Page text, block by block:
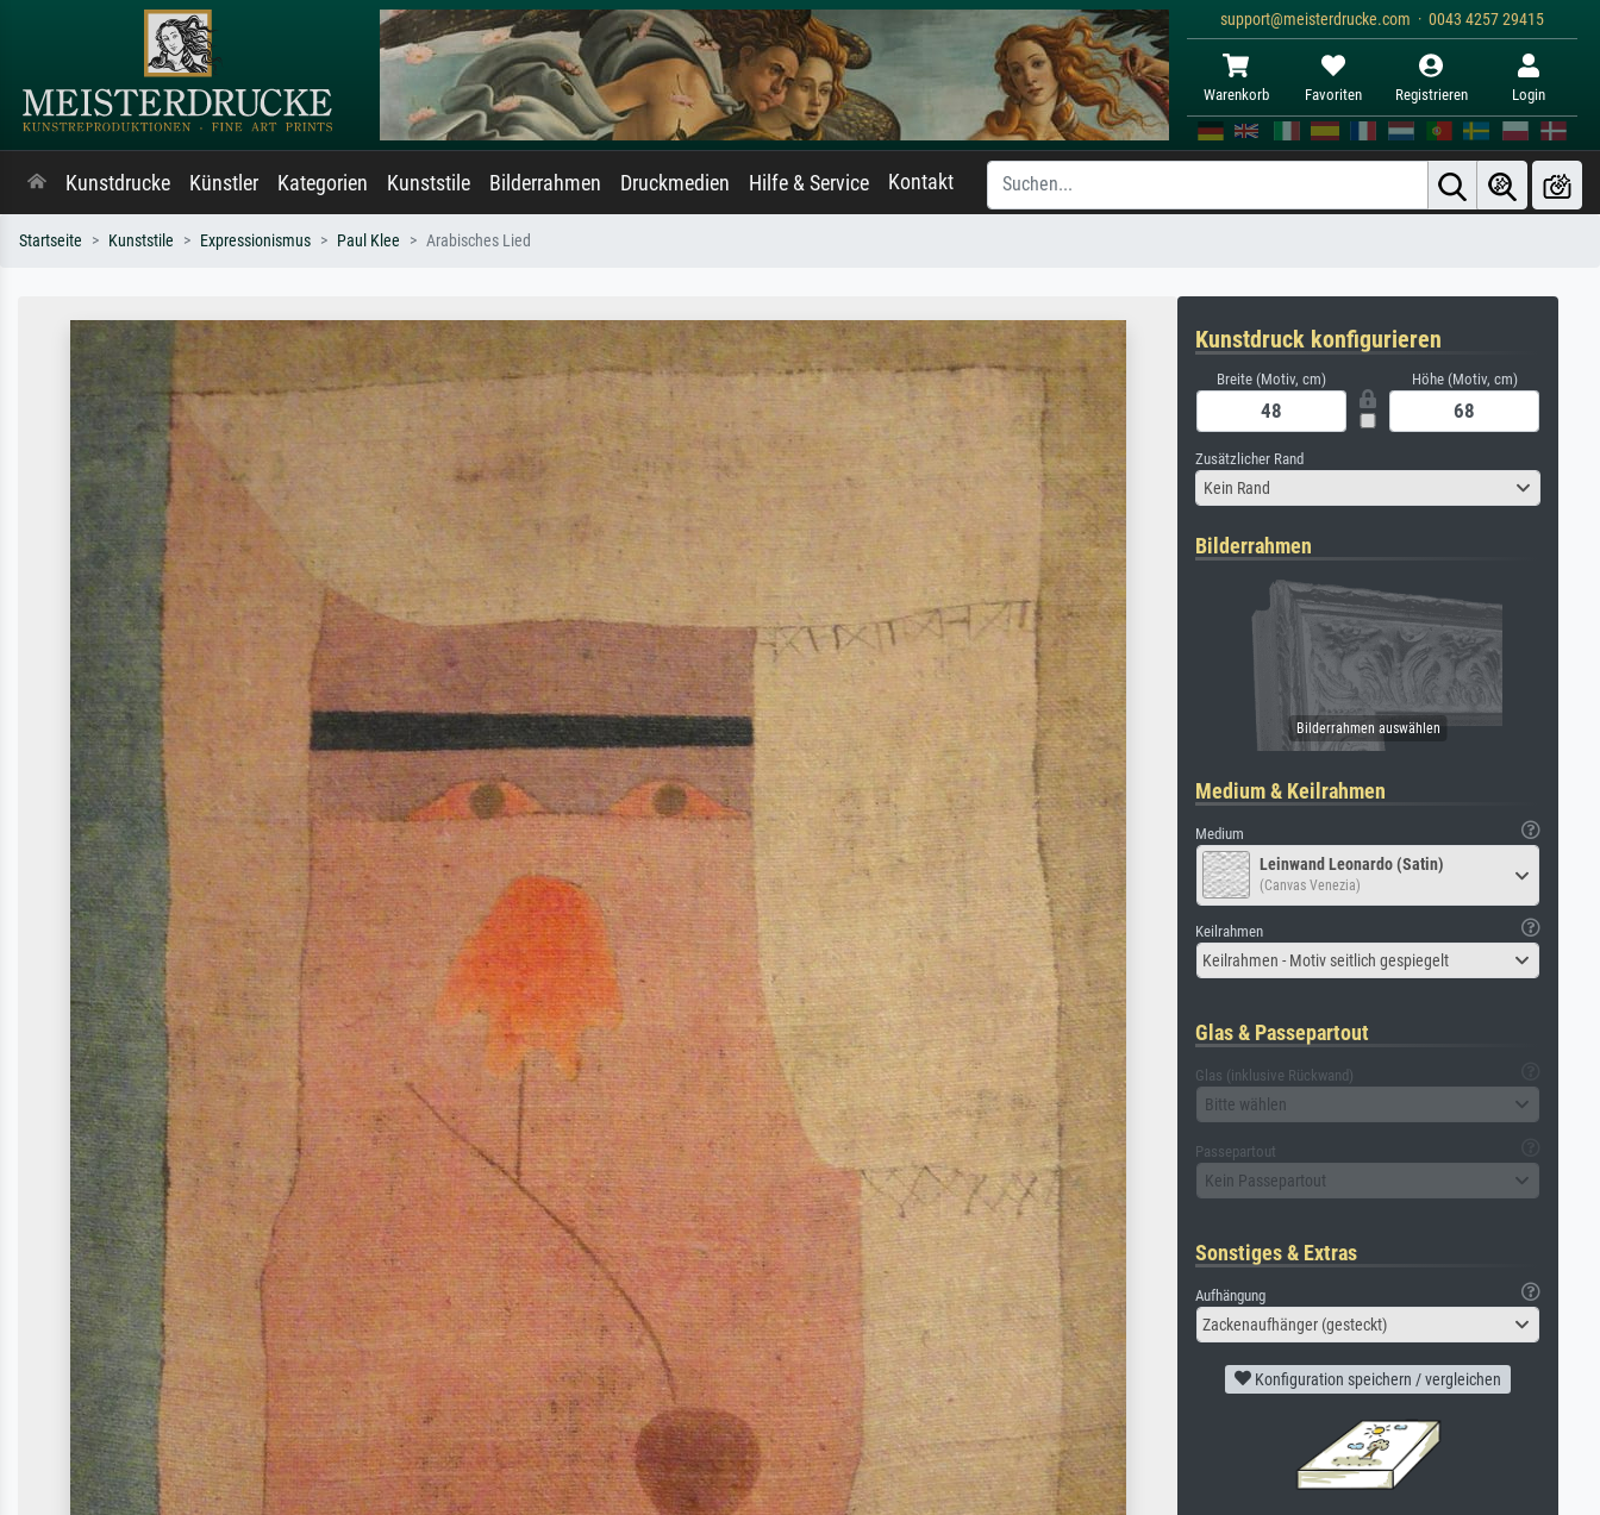
support@meisterdrucke.com · 0043 4257 29415
Warenkorb Favoriten Registrieren Login
Kunstdrucke Künstler Kategorien Kunststile Bilderrahmen Druckmedien Hilfe & Service Kontakt
Startseite Kunststile Expressionismus Paul Klee Arabisches Lied
Kunstdruck konfigurieren
Breite (Motiv, cm) Höhe (Motiv, cm)
Zusätzlicher Rand
Kein Rand
Bilderrahmen
Medium & Keilrahmen
Medium
Leinwand Leonardo (Satin)
(Canvas Venezia)
Keilrahmen
Keilrahmen - Motiv seitlich gespiegelt
Glas & Passepartout
Glas (inklusive Rückwand)
Bitte wählen
Passepartout
Kein Passepartout
Sonstiges & Extras
Aufhängung
Zackenaufhänger (gesteckt)
Konfiguration speichern / vergleichen